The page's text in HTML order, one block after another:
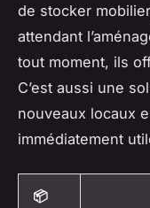
de stocker
attendant
tout moment, ils
C’est aussi une
nouveaux locaux
immédiatement
📦